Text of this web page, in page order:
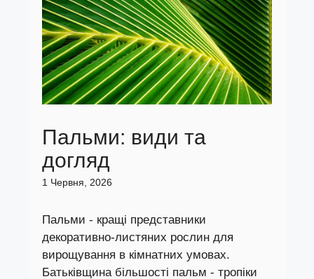
Пальми: види та
догляд
1 Червня, 2026
Пальми - кращі представники
декоративно-листяних рослин для
вирощування в кімнатних умовах.
Батьківщина більшості пальм - тропіки